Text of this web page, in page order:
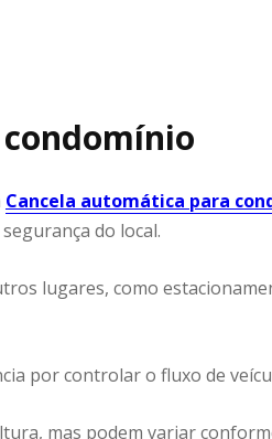
Cancela automática para
do local.
lugares, como
por controlar o fluxo de
mas podem variar